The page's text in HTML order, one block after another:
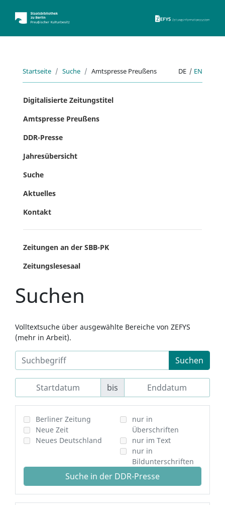
Startseite Suche Amtspresse Preußens DE | EN
Digitalisierte Zeitungstitel
Amtspresse Preußens
DDR-Presse
Jahresübersicht
Suche
Aktuelles
Kontakt
Zeitungen an der SBB-PK
Zeitungslesesaal
Suchen
Volltextsuche über ausgewählte Bereiche von ZEFYS
(mehr in Arbeit).
Suchen
bis
Berliner Zeitung
Neue Zeit
Neues Deutschland
nur in
Überschriften
nur im Text
nur in
Bildunterschriften
Suche in der DDR-Presse